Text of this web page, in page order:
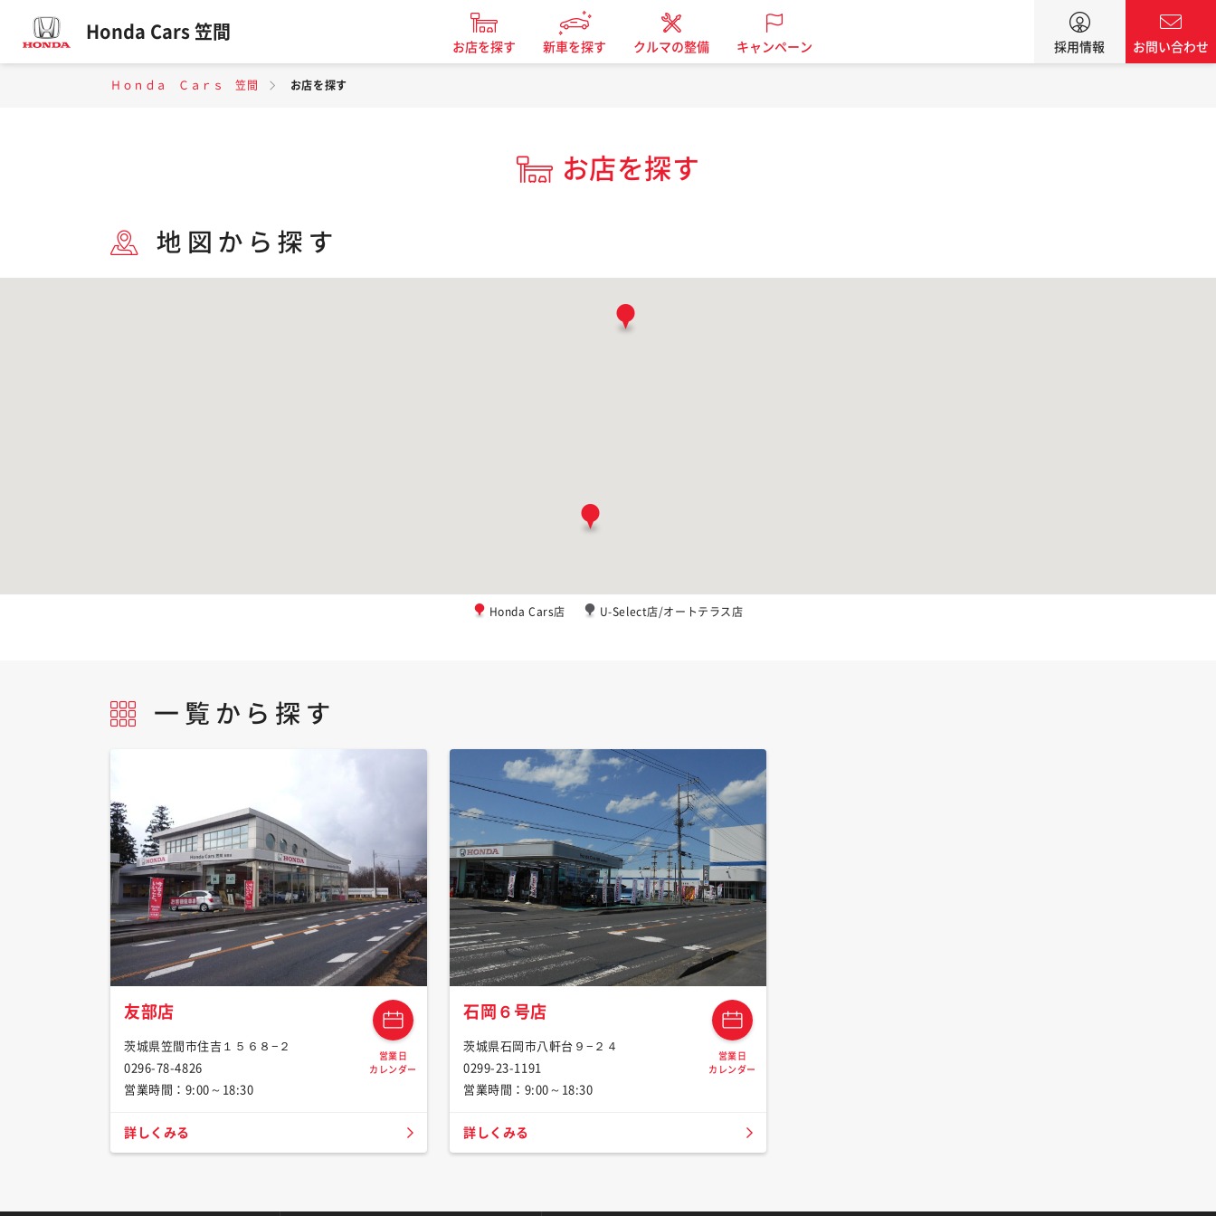
Honda Cars 笠間
お店を探す 新車を探す クルマの整備 キャンペーン 採用情報 お問い合わせ
Ｈｏｎｄａ Ｃａｒｓ 笠間 お店を探す
お店を探す
Honda Cars店 U-Select店/オートテラス店
友部店
茨城県笠間市住吉１５６８−２
0296-78-4826
営業時間：9:00～18:30
営業日
カレンダー
詳しくみる
石岡６号店
茨城県石岡市八軒台９−２４
0299-23-1191
営業時間：9:00～18:30
営業日
カレンダー
詳しくみる